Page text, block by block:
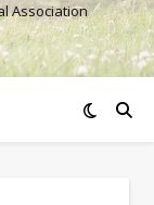
Association